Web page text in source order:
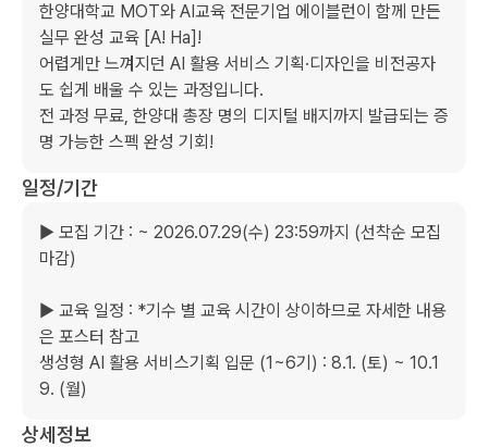
한양대학교 MOT와 AI교육 전문기업 에이블런이 함께 만든
실무 완성 교육 [A! Ha]!
어렵게만 느껴지던 AI 활용 서비스 기획·디자인을 비전공자
도 쉽게 배울 수 있는 과정입니다.
전 과정 무료, 한양대 총장 명의 디지털 배지까지 발급되는 증
명 가능한 스펙 완성 기회!
일정/기간
▶ 모집 기간 : ~ 2026.07.29(수) 23:59까지 (선착순 모집
마감)
▶ 교육 일정 : *기수 별 교육 시간이 상이하므로 자세한 내용
은 포스터 참고
생성형 AI 활용 서비스기획 입문 (1~6기) : 8.1. (토) ~ 10.1
9. (월)
상세정보